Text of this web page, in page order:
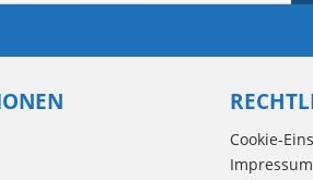
Cookie-
Impressum